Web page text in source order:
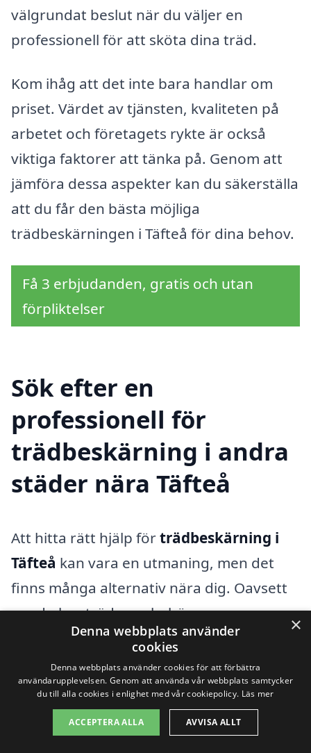
välgrundat beslut när du väljer en
professionell för att sköta dina träd.
Kom ihåg att det inte bara handlar om
priset. Värdet av tjänsten, kvaliteten på
arbetet och företagets rykte är också
viktiga faktorer att tänka på. Genom att
jämföra dessa aspekter kan du säkerställa
att du får den bästa möjliga
trädbeskärningen i Täfteå för dina behov.
Få 3 erbjudanden, gratis och utan
förpliktelser
Sök efter en
professionell för
trädbeskärning i andra
städer nära Täfteå
Att hitta rätt hjälp förträdbeskärning i
Täfteå kan vara en utmaning, men det
finns många alternativ nära dig. Oavsett
om du har träd som behöver
formklippning, borttagning av döda
grenar eller helt nya träd som ska
planteras, är det viktigt att anlita
professionella för att säkerställa att
arbetet utförs korrekt och säkert. Här är
×
Denna webbplats använder
cookies
Denna webbplats använder cookies för att förbättra
användarupplevelsen. Genom att använda vår webbplats samtycker
du till alla cookies i enlighet med vår cookiepolicy. Läs mer
ACCEPTERA ALLA AVVISA ALLT